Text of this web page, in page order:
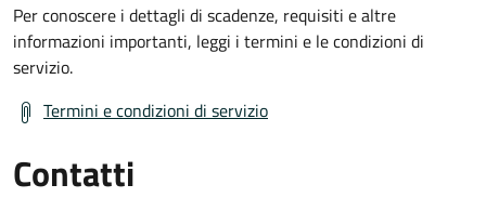
Per conoscere i dettagli di scadenze, requisiti e altre
informazioni importanti, leggi i termini e le condizioni di
servizio.
Termini e condizioni di servizio
Contatti